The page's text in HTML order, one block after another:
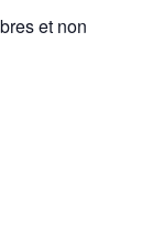
et non